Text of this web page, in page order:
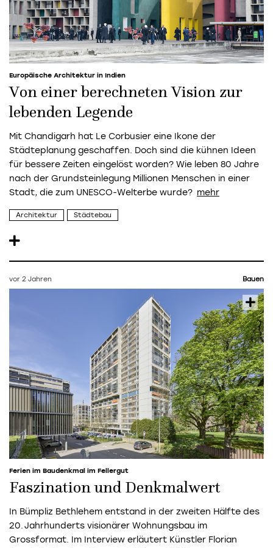
Europäische Architektur in Indien
Von einer berechneten Vision zur
lebenden Legende
Mit Chandigarh hat Le Corbusier eine Ikone der
Städteplanung geschaffen. Doch sind die kühnen Ideen
für bessere Zeiten eingelöst worden? Wie leben 80 Jahre
nach der Grundsteinlegung Millionen Menschen in einer
Stadt, die zum UNESCO-Welterbe wurde?
Architektur Städtebau
vor 2 Jahren Bauen
Ferien im Baudenkmal im Fellergut
Faszination und Denkmalwert
In Bümpliz Bethlehem entstand in der zweiten Hälfte des
20. Jahrhunderts ­visionärer Wohnungsbau im
Grossformat. Im Interview erläutert Künstler Florian